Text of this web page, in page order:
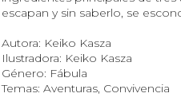
escapan y sin saberlo, se
Autora: Keiko Kasza
Ilustradora: Keiko Kasza
Género: Fábula
Temas: Aventuras, Convivencia